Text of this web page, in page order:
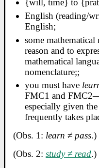
{will, time} to
English (reading/
English;
some
reason and to
mathematical
nomenclature;;
you must have
FMC1 and
especially given
frequently takes
(Obs. 1: learn ≠pass.)
(Obs. 2:study≠read.)